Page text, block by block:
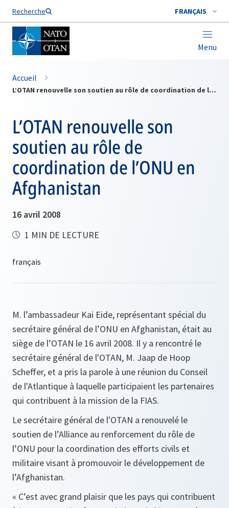
Recherche FRANÇAIS
Menu
Nom de famille*
Accueil
L’OTAN renouvelle son soutien au rôle de coordination de l’ONU en Afghanistan
L’OTAN renouvelle son
soutien au rôle de
coordination de l’ONU en
Afghanistan
16 avril 2008
1 MIN DE LECTURE
M. l’ambassadeur Kai Eide, représentant spécial du
secrétaire général de l’ONU en Afghanistan, était au
siège de l’OTAN le 16 avril 2008. Il y a rencontré le
secrétaire général de l'OTAN, M. Jaap de Hoop
Scheffer, et a pris la parole à une réunion du Conseil
de l'Atlantique à laquelle participaient les partenaires
qui contribuent à la mission de la FIAS.
Le secrétaire général de l'OTAN a renouvelé le
soutien de l’Alliance au renforcement du rôle de
l’ONU pour la coordination des efforts civils et
militaire visant à promouvoir le développement de
l’Afghanistan.
« C’est avec grand plaisir que les pays qui contribuent